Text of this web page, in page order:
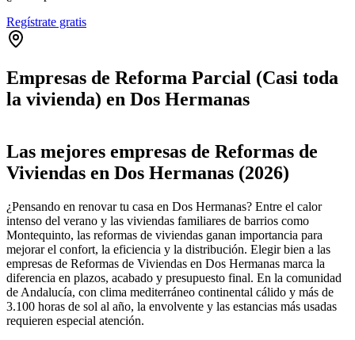
Regístrate gratis
Empresas de Reforma Parcial (Casi toda
la vivienda) en Dos Hermanas
+
−
Las mejores empresas de Reformas de
Viviendas en Dos Hermanas (2026)
¿Pensando en renovar tu casa en Dos Hermanas? Entre el calor
intenso del verano y las viviendas familiares de barrios como
Montequinto, las reformas de viviendas ganan importancia para
mejorar el confort, la eficiencia y la distribución. Elegir bien a las
empresas de Reformas de Viviendas en Dos Hermanas marca la
diferencia en plazos, acabado y presupuesto final. En la comunidad
de Andalucía, con clima mediterráneo continental cálido y más de
3.100 horas de sol al año, la envolvente y las estancias más usadas
requieren especial atención.